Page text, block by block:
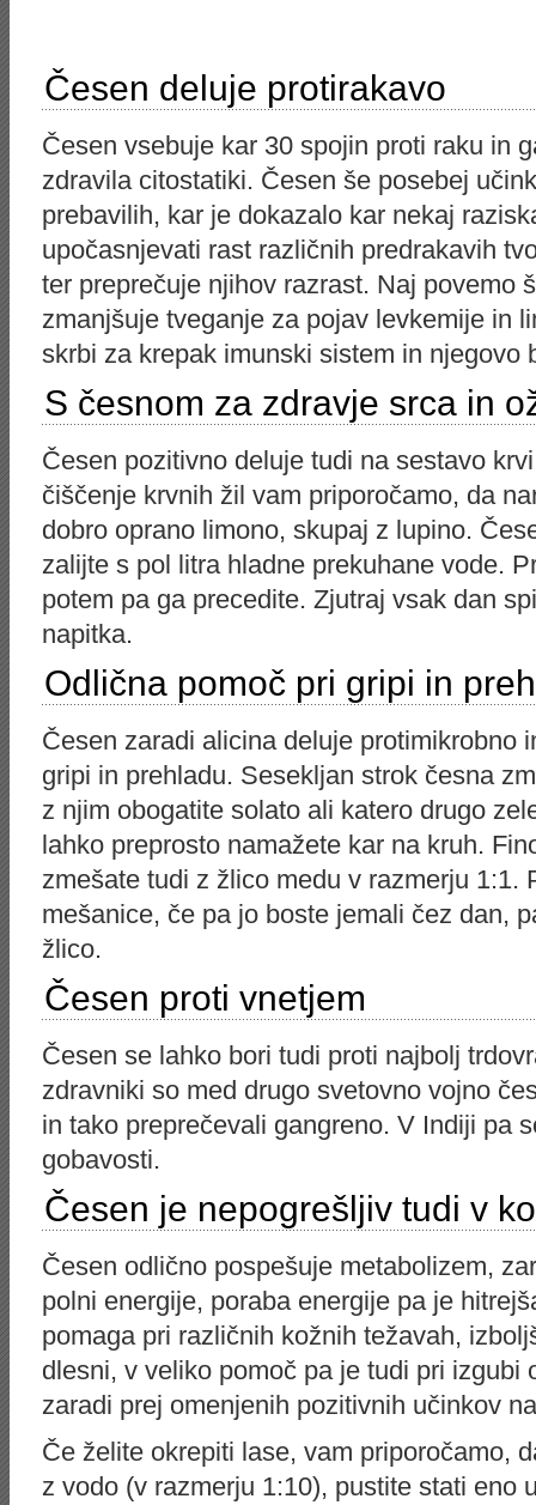
Česen deluje protirakavo
Česen vsebuje kar 30 spojin proti raku in
zdravila citostatiki. Česen še posebej
prebavilih, kar je dokazalo kar nekaj
upočasnjevati rast različnih predrakavih
ter preprečuje njihov razrast. Naj povemo
zmanjšuje tveganje za pojav levkemije in
skrbi za krepak imunski sistem in njegovo
S česnom za zdravje srca in
Česen pozitivno deluje tudi na sestavo
čiščenje krvnih žil vam priporočamo, da
dobro oprano limono, skupaj z lupino.
zalijte s pol litra hladne prekuhane vode.
potem pa ga precedite. Zjutraj vsak dan
napitka.
Odlična pomoč pri gripi in
Česen zaradi alicina deluje protimikrobno
gripi in prehladu. Sesekljan strok česna
z njim obogatite solato ali katero drugo
lahko preprosto namažete kar na kruh.
zmešate tudi z žlico medu v razmerju 1:1.
mešanice, če pa jo boste jemali čez dan,
žlico.
Česen proti vnetjem
Česen se lahko bori tudi proti najbolj
zdravniki so med drugo svetovno vojno
in tako preprečevali gangreno. V Indiji pa
gobavosti.
Česen je nepogrešljiv tudi v
Česen odlično pospešuje metabolizem,
polni energije, poraba energije pa je
pomaga pri različnih kožnih težavah,
dlesni, v veliko pomoč pa je tudi pri izgubi
zaradi prej omenjenih pozitivnih učinkov
Če želite okrepiti lase, vam priporočamo,
z vodo (v razmerju 1:10), pustite stati eno